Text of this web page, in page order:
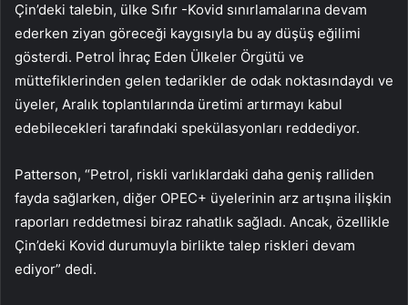
Çin’deki talebin, ülke Sıfır -Kovid sınırlamalarına devam
ederken ziyan göreceği kaygısıyla bu ay düşüş eğilimi
gösterdi. Petrol İhraç Eden Ülkeler Örgütü ve
müttefiklerinden gelen tedarikler de odak noktasındaydı ve
üyeler, Aralık toplantılarında üretimi artırmayı kabul
edebilecekleri tarafındaki spekülasyonları reddediyor.
Patterson, “Petrol, riskli varlıklardaki daha geniş ralliden
fayda sağlarken, diğer OPEC+ üyelerinin arz artışına ilişkin
raporları reddetmesi biraz rahatlık sağladı. Ancak, özellikle
Çin’deki Kovid durumuyla birlikte talep riskleri devam
ediyor” dedi.